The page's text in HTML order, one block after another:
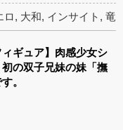
ロ, 大和, インサイト , 竜
ィギュア】肉感少女シ
初の双子兄妹の妹「撫
。